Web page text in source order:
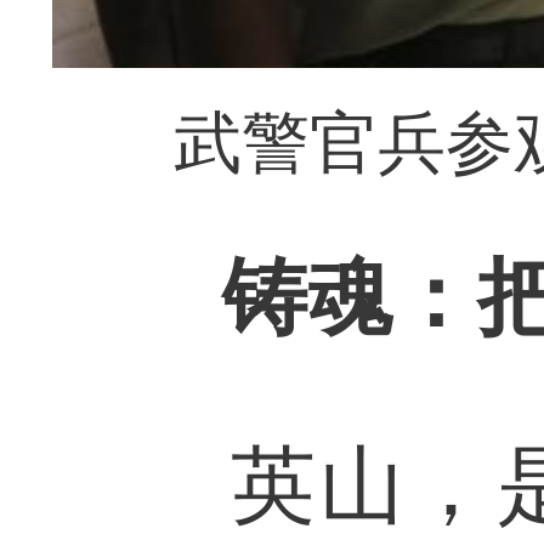
武警官兵参
铸魂：
英山，是